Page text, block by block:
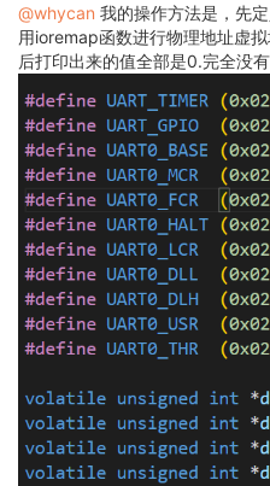
@whycan 我的操作方法是，先
用ioremap函数进行物理地址虚
后打印出来的值全部是0.完全没有